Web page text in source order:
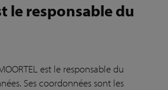
le responsable du
est le responsable du
Ses coordonnées sont les